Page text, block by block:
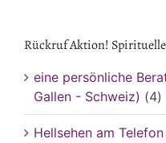
Rückruf Aktion!
eine persönliche
Gallen - Schweiz) (4)
Hellsehen am